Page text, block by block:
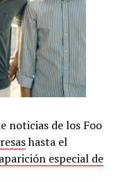
noticias de los Foo
hasta el
especial de